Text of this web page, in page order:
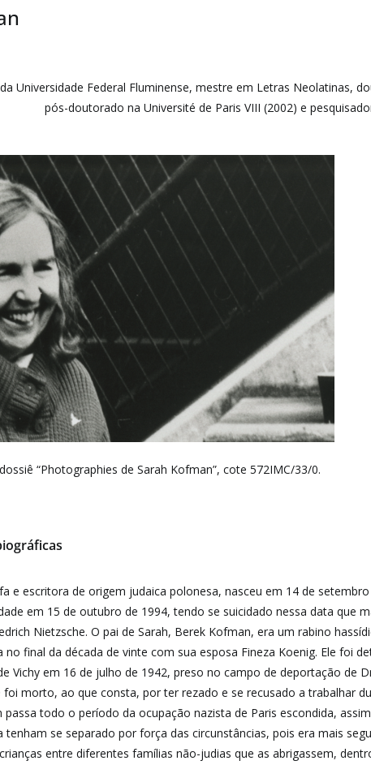
Universidade Federal Fluminense, mestre em Letras Neolatinas,
pós-doutorado na Université de Paris VIII (2002) e
“Photographies de Sarah Kofman”, cote 572IMC/33/0.
e escritora de origem judaica polonesa, nasceu em 14 de
em 15 de outubro de 1994, tendo se suicidado nessa data que
Nietzsche. O pai de Sarah, Berek Kofman, era um rabino
no final da década de vinte com sua esposa Fineza Koenig. Ele foi
Vichy em 16 de julho de 1942, preso no campo de deportação de
foi morto, ao que consta, por ter rezado e se recusado a trabalhar
passa todo o período da ocupação nazista de Paris escondida,
se separado por força das circunstâncias, pois era mais
entre diferentes famílias não-judias que as abrigassem,